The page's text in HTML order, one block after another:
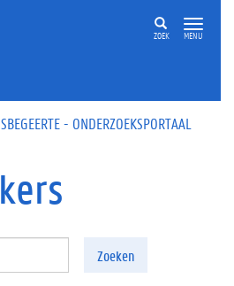
ZOEK MENU
- ONDERZOEKSPORTAAL
Zoeken